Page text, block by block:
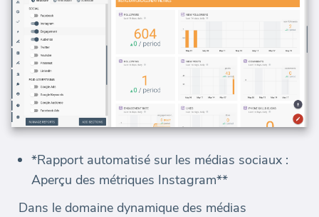
*Rapport automatisé sur les médias sociaux :
Aperçu des métriques Instagram**
Dans le domaine dynamique des médias